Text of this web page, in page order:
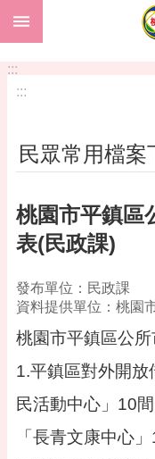
跳到主要內容區塊
階
搜
本
介
紹
訊
息
告
便
:::
:::
民眾常用檔案
桃園市平鎮區
表(民政課)
發布單位：民政課
資料提供單位：桃園
桃園市平鎮區公
1.平鎮區對外開
民活動中心」10
「長青文康中心